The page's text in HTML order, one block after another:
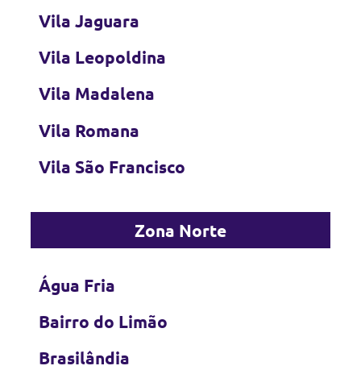
Vila Jaguara
Vila Leopoldina
Vila Madalena
Vila Romana
Vila São Francisco
Zona Norte
Água Fria
Bairro do Limão
Brasilândia